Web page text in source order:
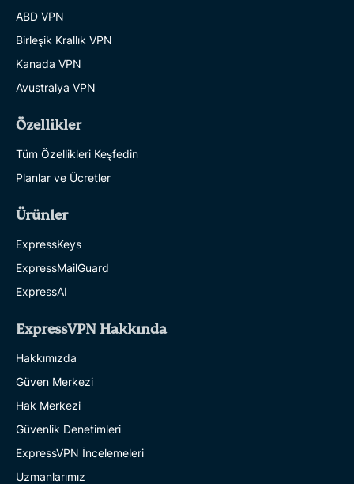
ABD VPN
Birleşik Krallık VPN
Kanada VPN
Avustralya VPN
Özellikler
Tüm Özellikleri Keşfedin
Planlar ve Ücretler
Ürünler
ExpressKeys
ExpressMailGuard
ExpressAI
ExpressVPN Hakkında
Hakkımızda
Güven Merkezi
Hak Merkezi
Güvenlik Denetimleri
ExpressVPN İncelemeleri
Uzmanlarımız